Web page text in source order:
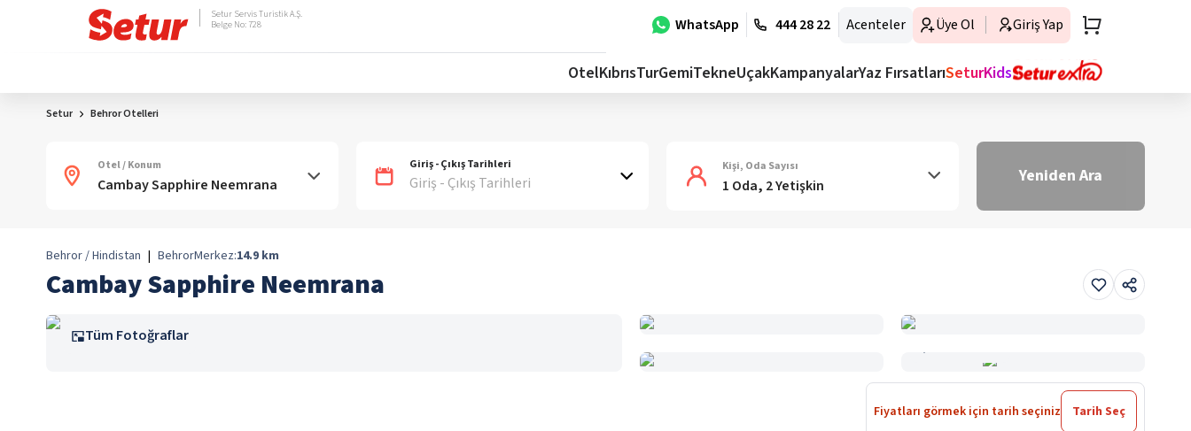
WhatsApp 444 28 22 Acenteler Üye Ol Giriş Yap
Setur Servis Turistik A.Ş.
Belge No: 728
OtelKıbrısTurGemiTekneUçakKampanyalarYaz FırsatlarıSeturKids
Setur Behror Otelleri
Otel / Konum Giriş - Çıkış Tarihleri
Giriş - Çıkış Tarihleri
Kişi, Oda Sayısı
1 Oda, 2 Yetişkin Yeniden Ara
Behror / Hindistan | BehrorMerkez:14.9 km
Cambay Sapphire Neemrana
Tüm Fotoğraflar
Fiyatları görmek için tarih seçiniz Tarih Seç